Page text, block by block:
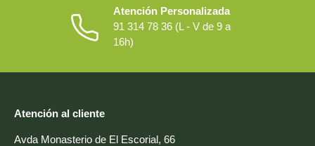
Atención Personalizada
91 314 78 36 (L - V de 9 a
16h)
Atención al cliente
Avda Monasterio de El Escorial, 66